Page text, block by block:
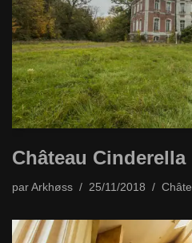
Château Cinderella
par Arkhøss 25/11/2018